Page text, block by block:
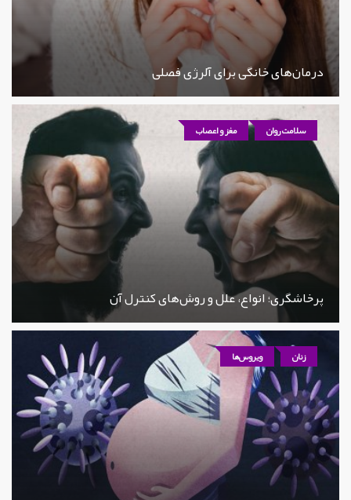
درمان‌های خانگی برای آلرژی فصلی
سلامت روان مغز و اعصاب
پرخاشگری؛ انواع، علل و روش‌های کنترل آن
زنان ویروس‌ها